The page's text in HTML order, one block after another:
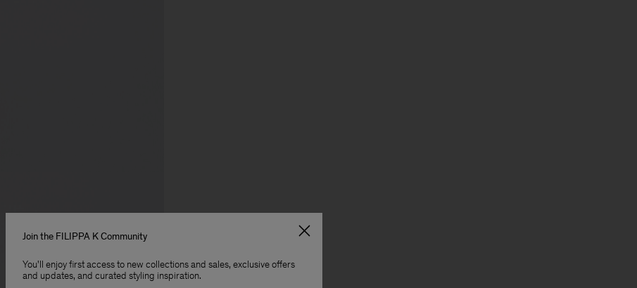
Join the FILIPPA K Community
You'll enjoy first access to new collections and sales, exclusive offers
and updates, and curated styling inspiration.